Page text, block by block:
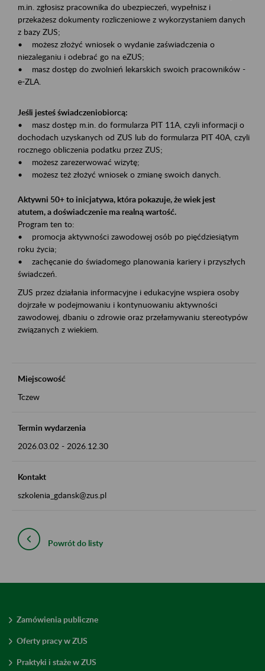
m.in. zgłosisz pracownika do ubezpieczeń, wypełnisz i
przekażesz dokumenty rozliczeniowe z wykorzystaniem danych
z bazy ZUS;
• możesz złożyć wniosek o wydanie zaświadczenia o
niezaleganiu i odebrać go na eZUS;
• masz dostęp do zwolnień lekarskich swoich pracowników -
e-ZLA.
Jeśli jesteś świadczeniobiorcą:
• masz dostęp m.in. do formularza PIT 11A, czyli informacji o
dochodach uzyskanych od ZUS lub do formularza PIT 40A, czyli
rocznego obliczenia podatku przez ZUS;
• możesz zarezerwować wizytę;
• możesz też złożyć wniosek o zmianę swoich danych.
Aktywni 50+ to inicjatywa, która pokazuje, że wiek jest
atutem, a doświadczenie ma realną wartość.
Program ten to:
• promocja aktywności zawodowej osób po pięćdziesiątym
roku życia;
• zachęcanie do świadomego planowania kariery i przyszłych
świadczeń.
ZUS przez działania informacyjne i edukacyjne wspiera osoby
dojrzałe w podejmowaniu i kontynuowaniu aktywności
zawodowej, dbaniu o zdrowie oraz przełamywaniu stereotypów
związanych z wiekiem.
Miejscowość
Tczew
Termin wydarzenia
2026.03.02 - 2026.12.30
Kontakt
szkolenia_gdansk@zus.pl
Powrót do listy
Zamówienia publiczne
Oferty pracy w ZUS
Praktyki i staże w ZUS